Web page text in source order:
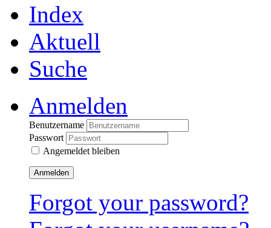
Index
Aktuell
Suche
Anmelden
Benutzername
Passwort
Angemeldet bleiben
Anmelden
Forgot your password?